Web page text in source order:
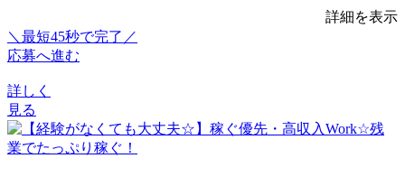
詳細を表示
＼最短45秒で完了／
応募へ進む
詳しく
見る